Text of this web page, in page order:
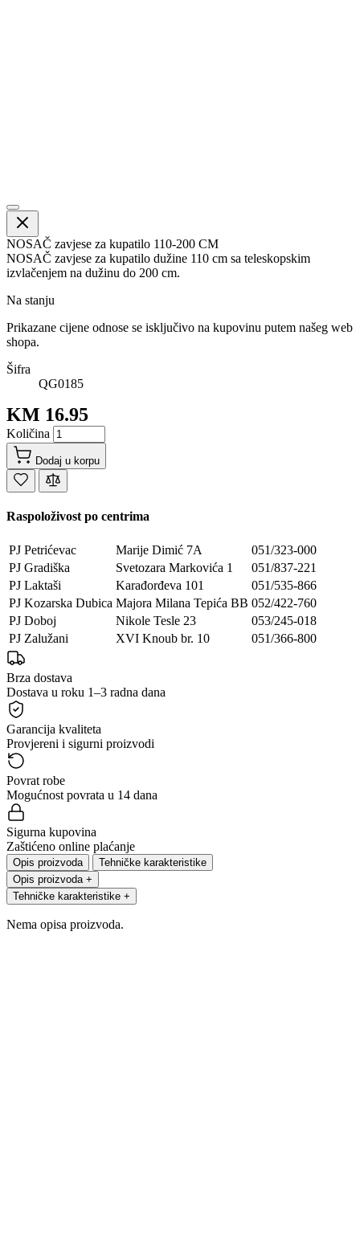
NOSAČ zavjese za kupatilo 110-200 CM
NOSAČ zavjese za kupatilo dužine 110 cm sa teleskopskim
izvlačenjem na dužinu do 200 cm.
Na stanju
Prikazane cijene odnose se isključivo na kupovinu putem našeg web
shopa.
Šifra
QG0185
KM 16.95
Količina
Dodaj u korpu
Raspoloživost po centrima
PJ Petrićevac Marije Dimić 7A
051/323-000
PJ Gradiška
Svetozara Markovića 1
051/837-221
PJ Laktaši
Karađorđeva 101
051/535-866
PJ Kozarska Dubica Majora Milana Tepića BB 052/422-760
PJ Doboj
Nikole Tesle 23
053/245-018
PJ Zalužani
XVI Knoub br. 10 051/366-800
Brza dostava
Dostava u roku 1–3 radna dana
Garancija kvaliteta
Provjereni i sigurni proizvodi
Povrat robe
Mogućnost povrata u 14 dana
Sigurna kupovina
Zaštićeno online plaćanje
Opis proizvoda
Tehničke karakteristike
Opis proizvoda +
Tehničke karakteristike +
Nema opisa proizvoda.